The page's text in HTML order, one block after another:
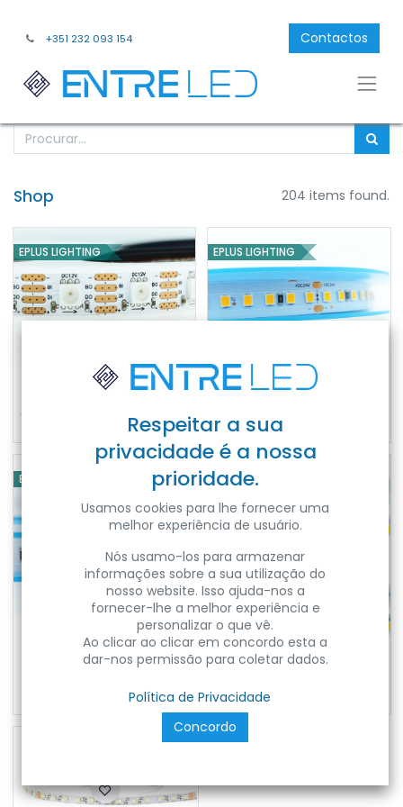
+351 232 093 154 Contactos
Shop 204 items found.
144W12VRGBDIGITALIP20
EPLUS LIGHTING
30W24V3000KIP20
EPLUS LIGHTING
FITA LED EPRO 22W 24V 3000K IP20 5M
22W24V3000KIP20
EPLUS LIGHTING
S72W12V4500KIP65
EPLUS LIGHTING
Respeitar a sua
privacidade é a nossa
prioridade.
Usamos cookies para lhe fornecer uma
melhor experiência de usuário.
Nós usamo-los para armazenar
informações sobre a sua utilização do
nosso website. Isso ajuda-nos a
fornecer-lhe a melhor experiência e
personalizar o que vê.
Ao clicar ao clicar em concordo esta a
dar-nos permissão para coletar dados.
Política de Privacidade
Concordo